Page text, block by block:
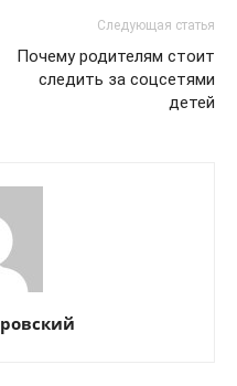
Следующая статья
Почему родителям стоит
следить за соцсетями
детей